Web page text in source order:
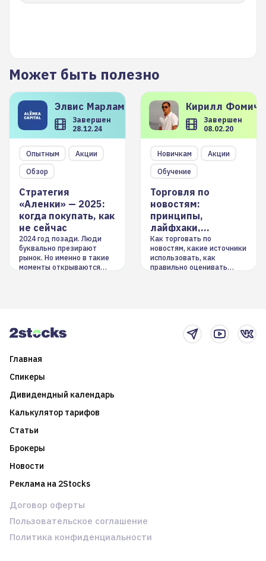
Может быть полезно
Элвис Марламов
Завершен
28.12.24
Опытным
Акции
Обзор
Стратегия
«Аленки» — 2025:
когда покупать, как
не сейчас
2024 год позади. Люди
буквально презирают
рынок. Но именно в такие
моменты открываются
Кирилл
Завершен
08.02.20
Новичкам
Акции
Обучение
Торговля по
новостям:
принципы,
лайфхаки,
инструменты
Как торговать по
новостям, какие источники
использовать, как
правильно оценивать
Главная
Спикеры
Дивидендный календарь
Калькулятор тарифов
Статьи
Брокеры
Новости
Реклама на 2Stocks
Договор оферты
Пользовательское соглашение
Политика конфиденциальности